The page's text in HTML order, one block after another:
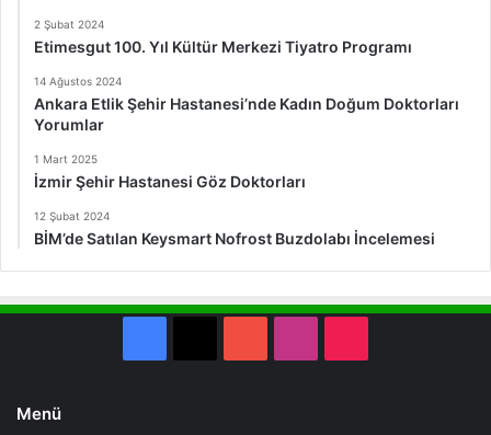
2 Şubat 2024
Etimesgut 100. Yıl Kültür Merkezi Tiyatro Programı
14 Ağustos 2024
Ankara Etlik Şehir Hastanesi’nde Kadın Doğum Doktorları
Yorumlar
1 Mart 2025
İzmir Şehir Hastanesi Göz Doktorları
12 Şubat 2024
BİM’de Satılan Keysmart Nofrost Buzdolabı İncelemesi
Menü